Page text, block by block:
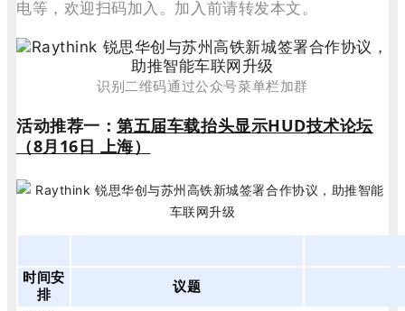
电等，欢迎扫码加入。加入前请转发本文。
识别二维码通过公众号菜单栏加群
活动推荐一：第五届车载抬头显示HUD技术论坛
（8月16日 上海）
时间安
排
议题